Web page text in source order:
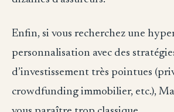
Enfin, si vous recherchez une
personnalisation avec des
d’investissement très pointues
crowdfunding immobilier, etc.),